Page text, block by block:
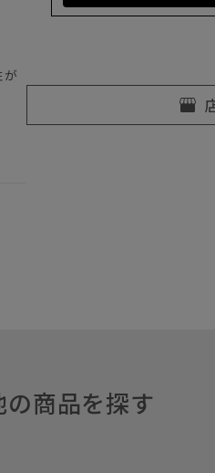
商品を探す